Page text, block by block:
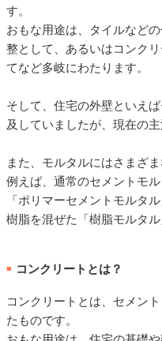
す。
おもな用途は、タイルなど
整として、あるいはコンク
てなど多岐にわたります。
そして、住宅の外壁といえ
及していましたが、現在の
また、モルタルにはさまざま
例えば、通常のセメントモ
「ポリマーセメントモルタ
樹脂を混ぜた「樹脂モルタル
■ コンクリートとは？
コンクリートとは、セメン
たものです。